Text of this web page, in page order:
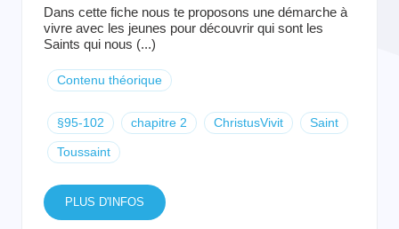
Dans cette fiche nous te proposons une démarche à
vivre avec les jeunes pour découvrir qui sont les
Saints qui nous (...)
Contenu théorique
§95-102 chapitre 2 ChristusVivit Saint
Toussaint
PLUS D'INFOS